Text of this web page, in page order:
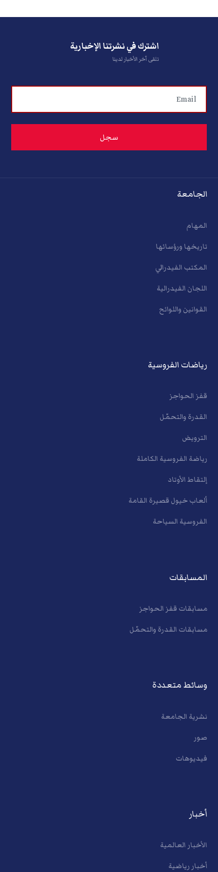
اشترك في نشرتنا الإخبارية
تلقى آخر الأخبار لدينا
الجامعة
المهام
تاريخها ورؤسائها
المكتب الفيدرالي
اللجان الفيدرالية
القوانين واللوائح
رياضات الفروسية
قفز الحواجز
القدرة والتحمّل
الترويض
رياضة الفروسية الكاملة
إلتقاط الأوتاد
ألعاب خيول قصيرة القامة
الفروسية السياحة
المسابقات
مسابقات قفز الحواجز
مسابقات القدرة والتحمّل
وسائط متعددة
نشرية الجامعة
صور
فيديوهات
أخبار
الأخبار العالمية
أخبار رياضية